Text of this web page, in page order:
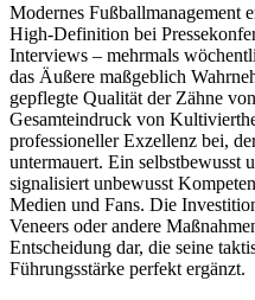
Modernes Fußballmanagement
High-Definition bei
Interviews – mehrmals
das Äußere maßgeblich
gepflegte Qualität der Zähne
Gesamteindruck von
professioneller Exzellenz bei,
untermauert. Ein selbstbewusst
signalisiert unbewusst
Medien und Fans. Die
Veneers oder andere
Entscheidung dar, die seine
Führungsstärke perfekt ergänzt.